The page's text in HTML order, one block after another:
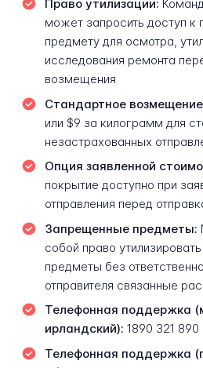
Право утилизации:
может запросить доступ
предмету для осмотра,
исследования ремонта
возмещения
Стандартное
или $9 за килограмм для
незастрахованных
Опция заявленной
покрытие доступно при
отправления перед
Запрещенные предметы:
собой право
предметы без
отправителя связанные
Телефонная поддержка
ирландский): 1890 321 890
Телефонная поддержка